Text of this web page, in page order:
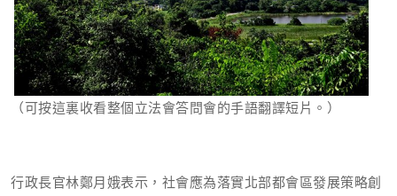
（可按這裏收看整個立法會答問會的手語翻譯短片。）
行政長官林鄭月娥表示，社會應為落實北部都會區發展策略創